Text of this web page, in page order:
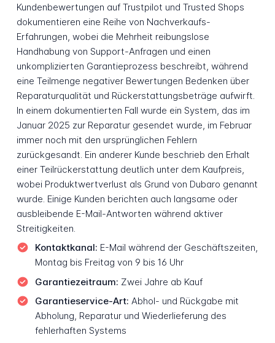
Kundenbewertungen auf Trustpilot und Trusted Shops
dokumentieren eine Reihe von Nachverkaufs-
Erfahrungen, wobei die Mehrheit reibungslose
Handhabung von Support-Anfragen und einen
unkomplizierten Garantieprozess beschreibt, während
eine Teilmenge negativer Bewertungen Bedenken über
Reparaturqualität und Rückerstattungsbeträge aufwirft.
In einem dokumentierten Fall wurde ein System, das im
Januar 2025 zur Reparatur gesendet wurde, im Februar
immer noch mit den ursprünglichen Fehlern
zurückgesandt. Ein anderer Kunde beschrieb den Erhalt
einer Teilrückerstattung deutlich unter dem Kaufpreis,
wobei Produktwertverlust als Grund von Dubaro genannt
wurde. Einige Kunden berichten auch langsame oder
ausbleibende E-Mail-Antworten während aktiver
Streitigkeiten.
Kontaktkanal: E-Mail während der Geschäftszeiten,
Montag bis Freitag von 9 bis 16 Uhr
Garantiezeitraum: Zwei Jahre ab Kauf
Garantieservice-Art: Abhol- und Rückgabe mit
Abholung, Reparatur und Wiederlieferung des
fehlerhaften Systems